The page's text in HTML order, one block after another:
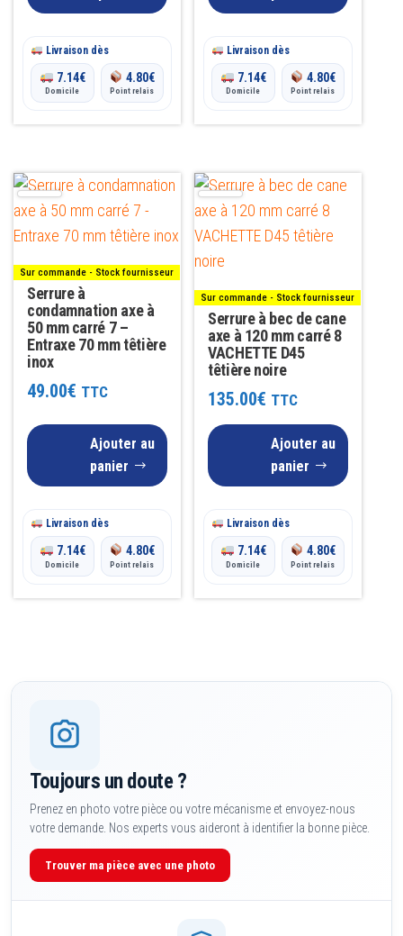
du
Livraison dès
7.14€
Domicile
4.80€
Point relais
Livraison dès
7.14€
Domicile
4.80€
Point relais
Sur commande - Stock fournisseur
Serrure à
condamnation axe à
50 mm carré 7 –
Entraxe 70 mm têtière
inox
49.00€ TTC
Ajouter au
panier
Livraison dès
7.14€
Domicile
4.80€
Point relais
Sur commande - Stock fournisseur
Serrure à bec de cane
axe à 120 mm carré 8
VACHETTE D45
têtière noire
135.00€ TTC
Ajouter au
panier
Livraison dès
7.14€
Domicile
4.80€
Point relais
Toujours un doute ?
Prenez en photo votre pièce ou votre mécanisme et envoyez-nous
votre demande. Nos experts vous aideront à identifier la bonne pièce.
Trouver ma pièce avec une photo